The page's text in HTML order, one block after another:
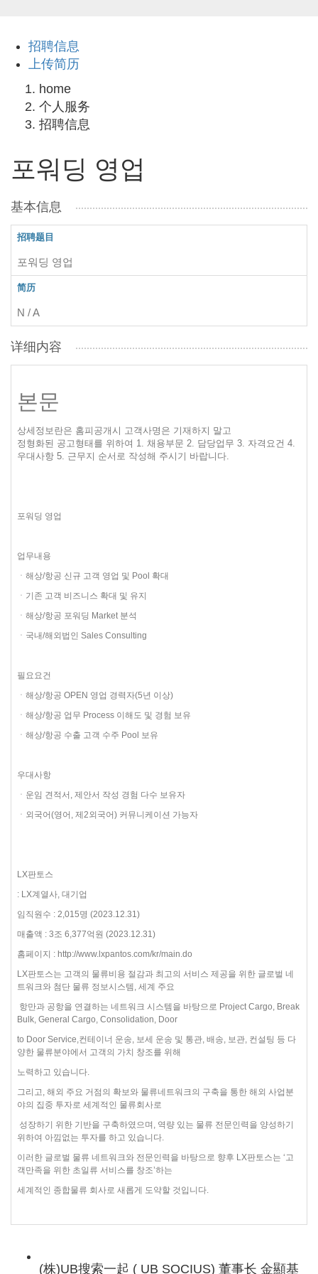
招聘信息
上传简历
home
个人服务
招聘信息
포워딩 영업
基本信息
招聘题目
포워딩 영업
简历
N / A
详细内容
본문
상세정보란은 홈피공개시 고객사명은 기재하지 말고
정형화된 공고형태를 위하여 1. 채용부문 2. 담당업무 3. 자격요건 4.
우대사항 5. 근무지 순서로 작성해 주시기 바랍니다.
포워딩 영업
업무내용
ㆍ해상/항공 신규 고객 영업 및 Pool 확대
ㆍ기존 고객 비즈니스 확대 및 유지
ㆍ해상/항공 포워딩 Market 분석
ㆍ국내/해외법인 Sales Consulting
필요요건
ㆍ해상/항공 OPEN 영업 경력자(5년 이상)
ㆍ해상/항공 업무 Process 이해도 및 경험 보유
ㆍ해상/항공 수출 고객 수주 Pool 보유
우대사항
ㆍ운임 견적서, 제안서 작성 경험 다수 보유자
ㆍ외국어(영어, 제2외국어) 커뮤니케이션 가능자
LX판토스
: LX계열사, 대기업
임직원수 : 2,015명 (2023.12.31)
매출액 : 3조 6,377억원 (2023.12.31)
홈페이지 : http://www.lxpantos.com/kr/main.do
LX판토스는 고객의 물류비용 절감과 최고의 서비스 제공을 위한 글로벌 네
트워크와 첨단 물류 정보시스템, 세계 주요
항만과 공항을 연결하는 네트워크 시스템을 바탕으로 Project Cargo, Break
Bulk, General Cargo, Consolidation, Door
to Door Service,컨테이너 운송, 보세 운송 및 통관, 배송, 보관, 컨설팅 등 다
양한 물류분야에서 고객의 가치 창조를 위해
노력하고 있습니다.
그리고, 해외 주요 거점의 확보와 물류네트워크의 구축을 통한 해외 사업분
야의 집중 투자로 세계적인 물류회사로
성장하기 위한 기반을 구축하였으며, 역량 있는 물류 전문인력을 양성하기
위하여 아낌없는 투자를 하고 있습니다.
이러한 글로벌 물류 네트워크와 전문인력을 바탕으로 향후 LX판토스는 ‘고
객만족을 위한 초일류 서비스를 창조’하는
세계적인 종합물류 회사로 새롭게 도약할 것입니다.
(株)UB搜索一起 ( UB SOCIUS) 董事长 金顯基